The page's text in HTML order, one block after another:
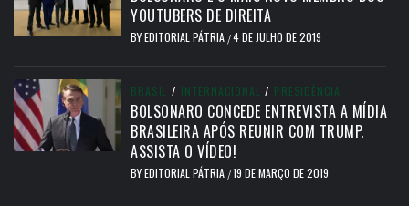
YOUTUBERS DE DIREITA
BYEDITORIAL PÁTRIA /4 DE JULHO DE 2019
BRASIL / INTERNACIONAL / PRESIDÊNCIA
BOLSONARO CONCEDE ENTREVISTA A MÍDIA
BRASILEIRA APÓS REUNIR COM TRUMP.
ASSISTA O VÍDEO!
BYEDITORIAL PÁTRIA /19 DE MARÇO DE 2019